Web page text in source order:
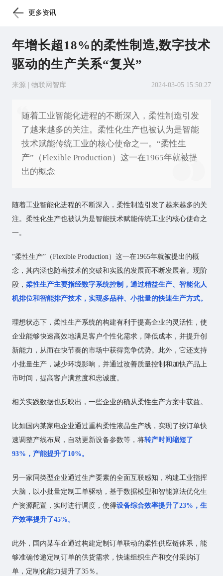
更多资讯
年增长超18%的柔性制造,数字技术
驱动的生产关系“复兴”
来源 | 物联网智库 2024-03-05 15:50:27
随着工业智能化进程的不断深入，柔性制造引发
了越来越多的关注。柔性化生产也被认为是智能
技术赋能传统工业的核心使命之一。“柔性生
产”（Flexible Production）这一在1965年就被提
出的概念
随着工业智能化进程的不断深入，柔性制造引发了越来越多的关
注。柔性化生产也被认为是智能技术赋能传统工业的核心使命之
一。
“柔性生产”（Flexible Production）这一在1965年就被提出的概
念，其内涵也随着技术的突破和实践的发展而不断发展着。现阶
段， 柔性生产主要指经数字系统控制，通过精益生产、智能化人
机排位和智能排产技术，实现多品种、小批量的快速生产方式。
理想状态下，柔性生产系统的构建有利于提高企业的灵活性，使
企业能够快速高效地满足客户个性化需求，降低成本，并提升创
新能力，从而在快节奏的市场中获得竞争优势。此外，它还支持
小批量生产，减少环境影响，并通过改善质量控制和加快产品上
市时间，提高客户满意度和忠诚度。
相关实践数据也反映出，一些企业的确从柔性生产方案中获益。
比如国内某家电企业通过重构柔性液晶生产线，实现了按订单快
速调整产线布局，自动更新设备参数等，将转产时间缩短了
93%，产能提升了10%。
另一家同类型企业通过生产要素的全面互联感知，构建工业指挥
大脑，以小批量定制工单驱动，基于数据模型和智能算法优化生
产资源配置，实时进行调度，使得设备综合效率提升了23%，生
产效率提升了45%。
此外，国内某车企通过构建定制订单联动的柔性供应链体系，能
够准确传递定制订单的供货需求，快速组织生产和交付采购订
单，定制化能力提升了35％。